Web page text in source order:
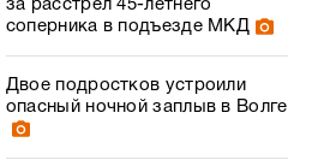
за расстрел 45-летнего
соперника в подъезде МКД
Двое подростков устроили
опасный ночной заплыв в Волге